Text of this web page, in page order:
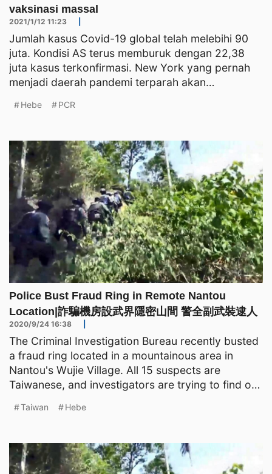
vaksinasi massal
2021/1/12 11:23
Jumlah kasus Covid-19 global telah melebihi 90
juta. Kondisi AS terus memburuk dengan 22,38
juta kasus terkonfirmasi. New York yang pernah
menjadi daerah pandemi terparah akan
Hebe PCR
Police Bust Fraud Ring in Remote Nantou
Location|詐騙機房設武界隱密山間 警全副武裝逮人
2020/9/24 16:38
The Criminal Investigation Bureau recently busted
a fraud ring located in a mountainous area in
Nantou's Wujie Village. All 15 suspects are
Taiwanese, and investigators are trying to find out
Taiwan Hebe